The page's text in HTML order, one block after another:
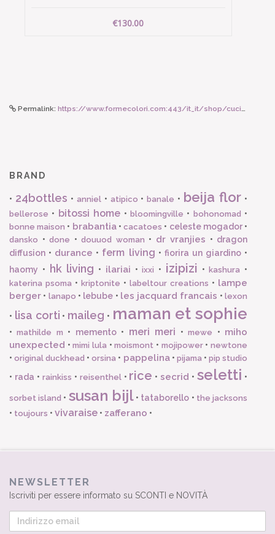
€130.00
Permalink: https://www.formecolori.com:443/it_it/shop/cucina/piatti_in_ceramica/hk_living_set_piatti_petal/6590
BRAND
• 24bottles • anniel• atipico •banale • beija flor •
bellerose • bitossi home • bloomingville • bohonomad •
bonne maison • brabantia•cacatoes • celeste mogador•
dansko • done • douuod woman • dr vranjies • dragon
diffusion • durance • ferm living • fiorira un giardino•
haomy • hk living • ilariai •ixxi • izipizi •kashura •
katerina psoma • kriptonite • labeltour creations • lampe
berger • lanapo • lebube • les jacquard francais •lexon
• lisa corti • maileg • maman et sophie
•mathilde m • memento• meri meri •mewe • miho
unexpected •mimi lula •moismont • mojipower•newtone
•original duckhead •orsina • pappelina• pijama • pip studio
• rada • rainkiss • reisenthel• rice •secrid •seletti •
sorbet island • susan bijl• tataborello • the jacksons
• toujours • vivaraise • zafferano •
NEWSLETTER
Iscriviti per essere informato su SCONTI e NOVITÀ